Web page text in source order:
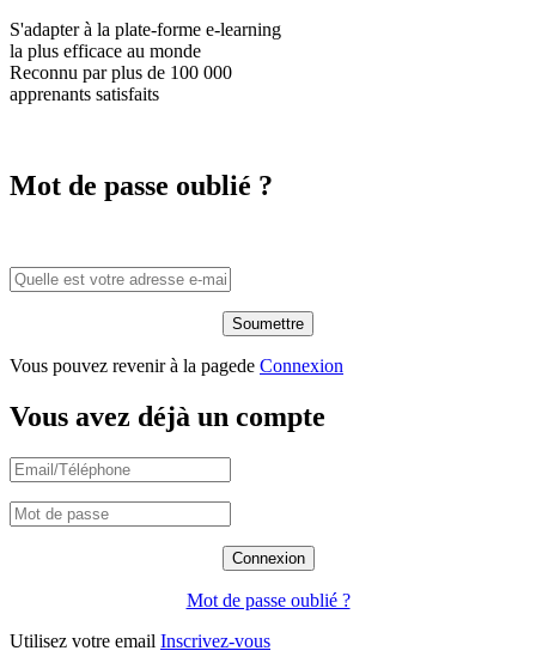
S'adapter à la plate-forme e-learning
la plus efficace au monde
Reconnu par plus de 100 000
apprenants satisfaits
Mot de passe oublié ?
Vous pouvez revenir à la pagede Connexion
Vous avez déjà un compte
Mot de passe oublié ?
Utilisez votre email Inscrivez-vous